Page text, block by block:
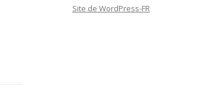
Site de WordPress-FR